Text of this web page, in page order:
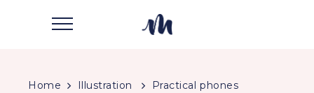
Home Illustration Practical phones